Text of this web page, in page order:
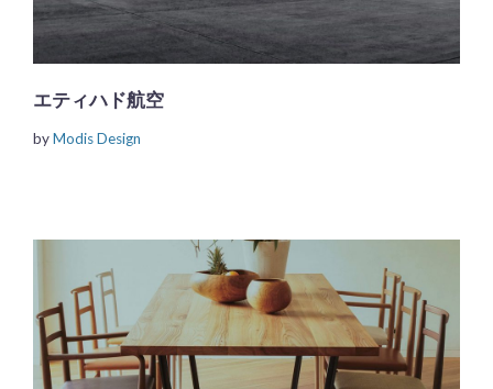
エティハド航空
byModis Design